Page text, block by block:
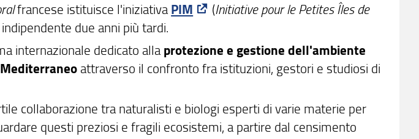
francese istituisce l'iniziativaPIM (Initiative pour le Petites Îles de
due anni più tardi.
internazionale dedicato alla protezione e gestione dell'ambiente
attraverso il confronto fra istituzioni, gestori e studiosi di
collaborazione tra naturalisti e biologi esperti di varie materie per
questi preziosi e fragili ecosistemi, a partire dal censimento